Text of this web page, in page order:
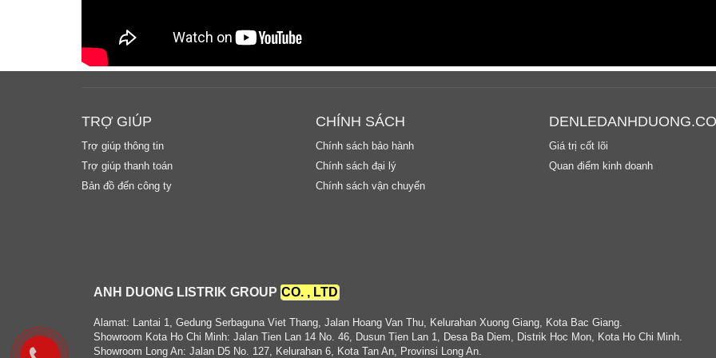
TRỢ GIÚP
Trợ giúp thông tin
Trợ giúp thanh toán
Bản đồ đến công ty
CHÍNH SÁCH
Chính sách bảo hành
Chính sách đại lý
Chính sách vận chuyển
Giá trị cốt lõi
Quan điểm kinh doanh
ANH DUONG LISTRIK GROUP CO. , LTD
Alamat: Lantai 1, Gedung Serbaguna Viet Thang, Jalan Hoang Van Thu, Kelurahan Xuong Giang, Kota Bac Giang.
Showroom Kota Ho Chi Minh: Jalan Tien Lan 14 No. 46, Dusun Tien Lan 1, Desa Ba Diem, Distrik Hoc Mon, Kota Ho Chi Minh.
Showroom Long An: Jalan D5 No. 127, Kelurahan 6, Kota Tan An, Provinsi Long An.